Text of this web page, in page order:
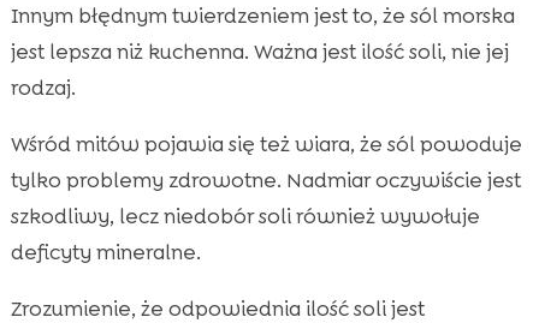
Innym błędnym twierdzeniem jest to, że sól morska
jest lepsza niż kuchenna. Ważna jest ilość soli, nie jej
rodzaj.
Wśród mitów pojawia się też wiara, że sól powoduje
tylko problemy zdrowotne. Nadmiar oczywiście jest
szkodliwy, lecz niedobór soli również wywołuje
deficyty mineralne.
Zrozumienie, że odpowiednia ilość soli jest